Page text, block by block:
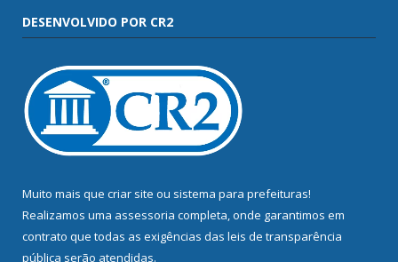
DESENVOLVIDO POR CR2
Muito mais que criar site ou sistema para prefeituras!
Realizamos uma assessoria completa, onde garantimos em
contrato que todas as exigências das leis de transparência
pública serão atendidas.